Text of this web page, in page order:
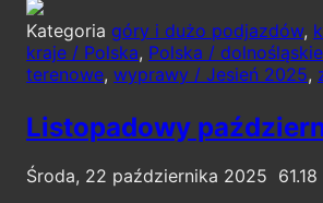
Kategoria góry i dużo podjazdów,
kraje / Polska, Polska / dolnośląskie
terenowe, wyprawy / Jesień 2025,
Listopadowy
Środa, 22 października 2025 61.18